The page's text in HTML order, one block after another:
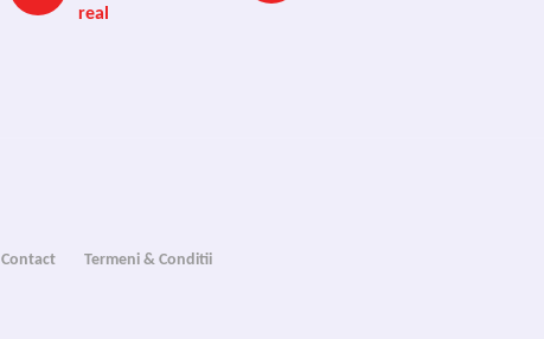
real
Contact Termeni & Conditii